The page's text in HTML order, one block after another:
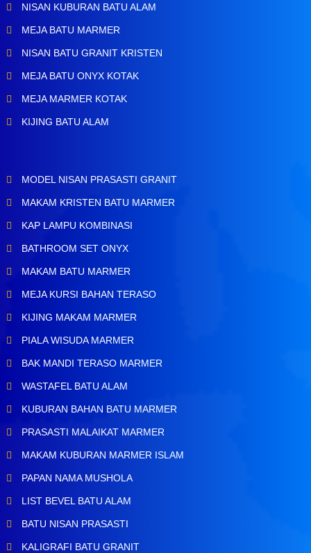
NISAN KUBURAN BATU ALAM
MEJA BATU MARMER
NISAN BATU GRANIT KRISTEN
MEJA BATU ONYX KOTAK
MEJA MARMER KOTAK
KIJING BATU ALAM
MODEL NISAN PRASASTI GRANIT
MAKAM KRISTEN BATU MARMER
KAP LAMPU KOMBINASI
BATHROOM SET ONYX
MAKAM BATU MARMER
MEJA KURSI BAHAN TERASO
KIJING MAKAM MARMER
PIALA WISUDA MARMER
BAK MANDI TERASO MARMER
WASTAFEL BATU ALAM
KUBURAN BAHAN BATU MARMER
PRASASTI MALAIKAT MARMER
MAKAM KUBURAN MARMER ISLAM
PAPAN NAMA MUSHOLA
LIST BEVEL BATU ALAM
BATU NISAN PRASASTI
KALIGRAFI BATU GRANIT